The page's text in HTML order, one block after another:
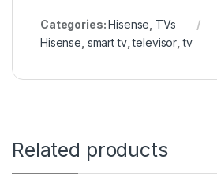
Categories:Hisense TVs
Hisense smart tv,televisor ,tv
Related products